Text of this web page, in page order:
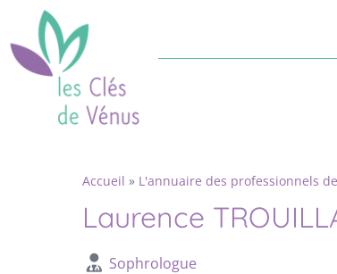
Accueil » L'annuaire des professionnels
Laurence
Sophrologue